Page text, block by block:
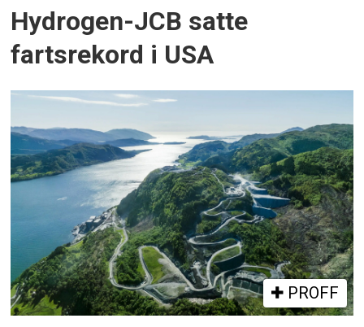
Hydrogen-JCB satte
fartsrekord i USA
PROFF